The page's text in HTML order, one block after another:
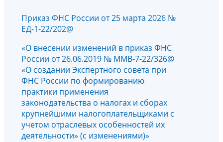
Приказ ФНС России от 25 марта 2026 №
ЕД-1-22/202@
«О внесении изменений в приказ ФНС
России от 26.06.2019 № ММВ-7-22/326@
«О создании Экспертного совета при
ФНС России по формированию
практики применения
законодательства о налогах и сборах
крупнейшими налогоплательщиками с
учетом отраслевых особенностей их
деятельности» (с изменениями)»